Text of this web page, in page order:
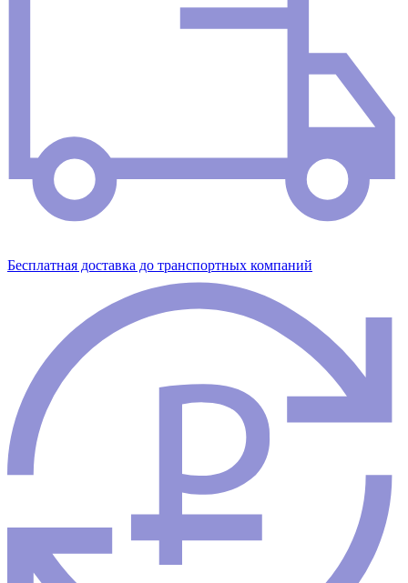
Бесплатная доставка до транспортных компаний